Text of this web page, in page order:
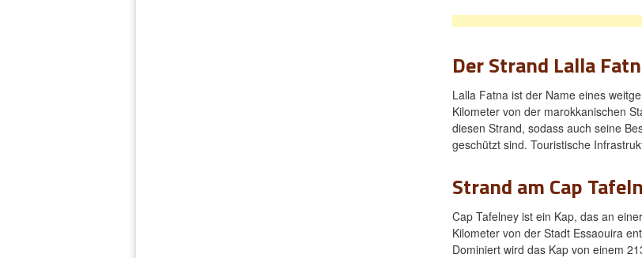
Der Strand Lalla
Lalla Fatna ist der Name eines
Kilometer von der marokkanischen
diesen Strand, sodass auch seine
geschützt sind. Touristische
Strand am Cap
Cap Tafelney ist ein Kap, das an
Kilometer von der Stadt Essaouira
Dominiert wird das Kap von einem